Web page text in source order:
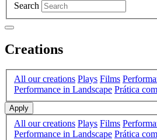
Search
Creations
All our creations Plays Films
Performance in Landscape Prática
Apply
All our creations Plays Films
Performance in Landscape Prática